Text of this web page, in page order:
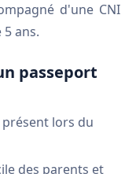
d'une CNI
ans.
passeport
lors du
des parents et